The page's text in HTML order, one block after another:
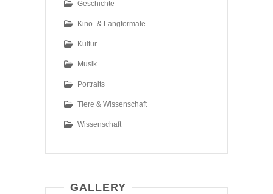
Geschichte
Kino- & Langformate
Kultur
Musik
Portraits
Tiere & Wissenschaft
Wissenschaft
GALLERY